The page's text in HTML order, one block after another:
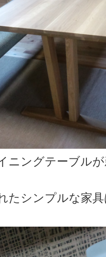
ニングテーブル
たシンプルな家